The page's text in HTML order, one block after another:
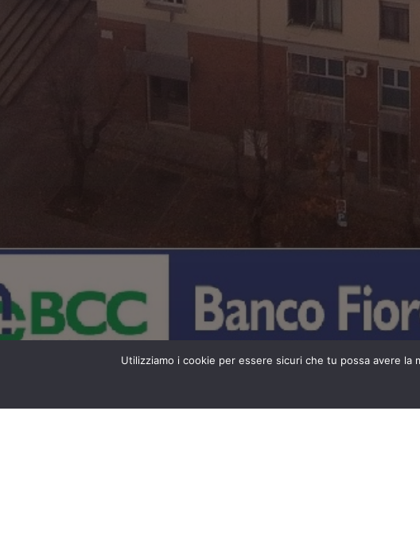
Utilizziamo i cookie per essere sicuri che tu possa avere